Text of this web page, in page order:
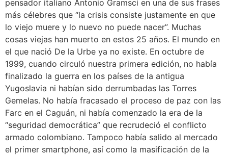
pensador italiano Antonio Gramsci en una de sus frases
más célebres que “la crisis consiste justamente en que
lo viejo muere y lo nuevo no puede nacer”. Muchas
cosas viejas han muerto en estos 25 años. El mundo en
el que nació De la Urbe ya no existe. En octubre de
1999, cuando circuló nuestra primera edición, no había
finalizado la guerra en los países de la antigua
Yugoslavia ni habían sido derrumbadas las Torres
Gemelas. No había fracasado el proceso de paz con las
Farc en el Caguán, ni había comenzado la era de la
“seguridad democrática” que recrudeció el conflicto
armado colombiano. Tampoco había salido al mercado
el primer smartphone, así como la masificación de la